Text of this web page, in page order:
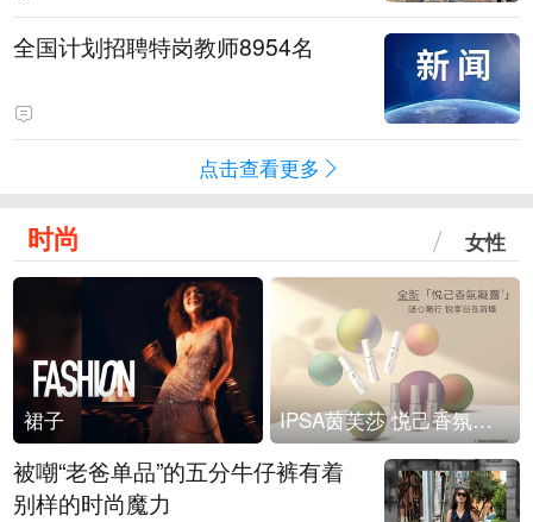
全国计划招聘特岗教师8954名
点击查看更多
时尚 女性
裙子 IPSA茵芙莎 悦己香氛凝露上市
被嘲“老爸单品”的五分牛仔裤有着
别样的时尚魔力